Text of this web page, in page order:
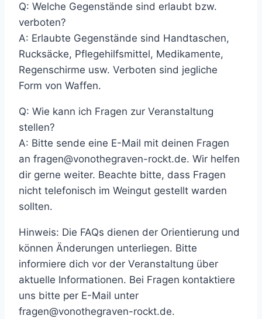
Q: Welche Gegenstände sind erlaubt bzw.
verboten?
A: Erlaubte Gegenstände sind Handtaschen,
Rucksäcke, Pflegehilfsmittel, Medikamente,
Regenschirme usw. Verboten sind jegliche
Form von Waffen.
Q: Wie kann ich Fragen zur Veranstaltung
stellen?
A: Bitte sende eine E-Mail mit deinen Fragen
an fragen@vonothegraven-rockt.de. Wir helfen
dir gerne weiter. Beachte bitte, dass Fragen
nicht telefonisch im Weingut gestellt warden
sollten.
Hinweis: Die FAQs dienen der Orientierung und
können Änderungen unterliegen. Bitte
informiere dich vor der Veranstaltung über
aktuelle Informationen. Bei Fragen kontaktiere
uns bitte per E-Mail unter
fragen@vonothegraven-rockt.de.